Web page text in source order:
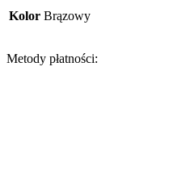
Kolor Brązowy
Metody płatności: